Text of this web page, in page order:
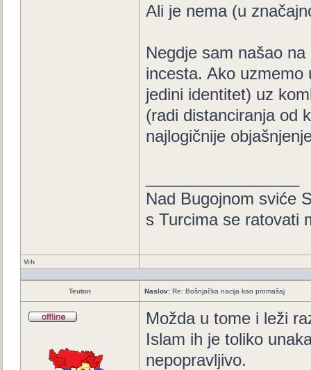
Ali je nema (u
Negdje sam našao
incesta. Ako uzmemo
jedini identitet) uz
(radi distanciranja od
najlogičnije
Nad Bugojnom sviće
s Turcima se ratovati
Vrh
Teuton Naslov: Re: Bošnjačka nacija kao promašaj
Možda u tome i leži
Islam ih je toliko
nepopravljivo.